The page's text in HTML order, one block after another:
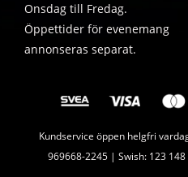
Onsdag till Fredag.
Öppettider för evenemang
annonseras separat.
Kundservice öppen helgfri
969668-2245 | Swish: 123